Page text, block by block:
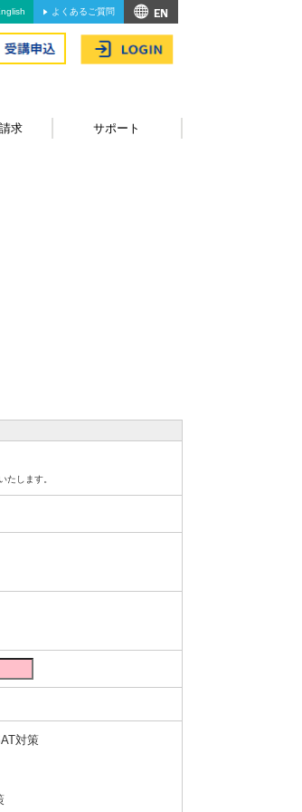
よくあるご質問
求 サポート
します。
対策